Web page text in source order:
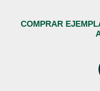
COMPRAR